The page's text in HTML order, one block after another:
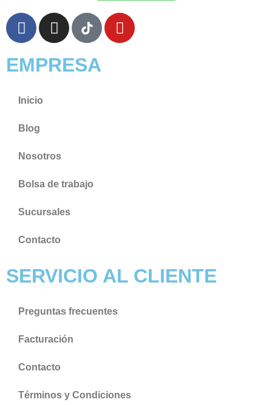
EMPRESA
Inicio
Blog
Nosotros
Bolsa de trabajo
Sucursales
Contacto
SERVICIO AL CLIENTE
Preguntas frecuentes
Facturación
Contacto
Términos y Condiciones